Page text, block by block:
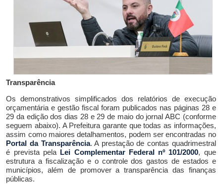
Transparência
Os demonstrativos simplificados dos relatórios de execução
orçamentária e gestão fiscal foram publicados nas páginas 28 e
29 da edição dos dias 28 e 29 de maio do jornal ABC (conforme
seguem abaixo). A Prefeitura garante que todas as informações,
assim como maiores detalhamentos, podem ser encontradas no
Portal da Transparência. A prestação de contas quadrimestral
é prevista pela Lei Complementar Federal nº 101/2000, que
estrutura a fiscalização e o controle dos gastos de estados e
municípios, além de promover a transparência das finanças
públicas.